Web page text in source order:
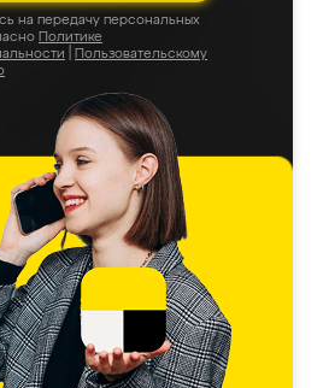
на передачу персональных
Политике
Пользовательскому